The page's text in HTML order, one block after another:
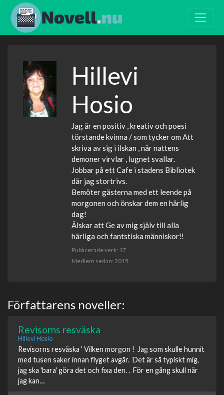
Hillevi
Hosio
Jag är en positiv , kreativ och poesi
törstande kvinna / som tycker om Att
skriva av sig i ilskan , när nattens
demoner virvlar , lugnet svallar.
Jobbar på ett Cafe i stadens Bibliotek
där jag stortrivs.
Bemöter gästerna med ett leende på
morgonen och önskar dem en härlig
dag!
Älskar att Ge av mig själv till alla
härliga och fantstiska människor!!
Publicerade verk: 17
Medlem sedan: 2015
Författarens noveller:
Revisorns resväska
Hillevi Hosio
Revisorns resväska ' Vilken morgon ! Jag som skulle hunnit
med tusen saker innan flyget avgår. Det är så typiskt mig,
jag ska 'bara' göra det och fixa den. . För en gång skull när
jag kan…